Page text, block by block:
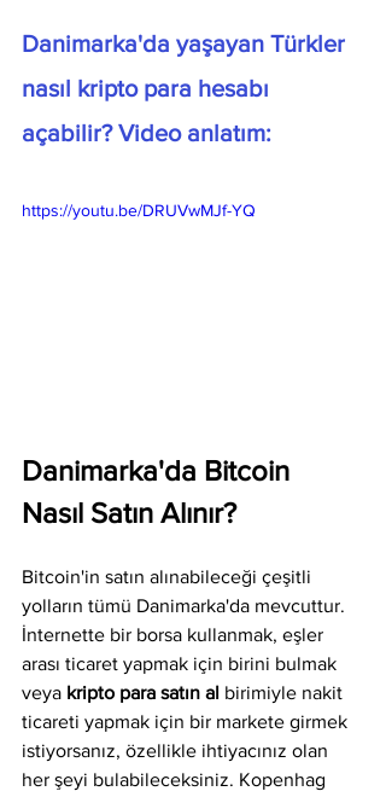
Danimarka'da yaşayan Türkler
nasıl kripto para hesabı
açabilir? Video anlatım:
https://youtu.be/DRUVwMJf-YQ
Danimarka'da Bitcoin
Nasıl Satın Alınır?
Bitcoin'in satın alınabileceği çeşitli
yolların tümü Danimarka'da mevcuttur.
İnternette bir borsa kullanmak, eşler
arası ticaret yapmak için birini bulmak
veya kripto para satın al birimiyle nakit
ticareti yapmak için bir markete girmek
istiyorsanız, özellikle ihtiyacınız olan
her şeyi bulabileceksiniz. Kopenhag